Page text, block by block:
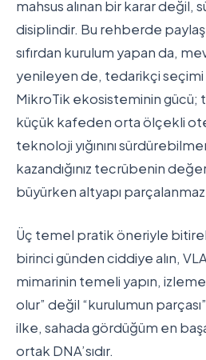
mahsus alınan bir karar değil,
disiplindir. Bu rehberde
sıfırdan kurulum yapan da,
yenileyen de, tedarikçi seçimi
MikroTik ekosisteminin gücü;
küçük kafeden orta ölçekli
teknoloji yığınını
kazandığınız tecrübenin
büyürken altyapı
Üç temel pratik öneriyle
birinci günden ciddiye alın,
mimarinin temeli yapın,
olur” değil “kurulumun
ilke, sahada gördüğüm en
ortak DNA’sıdır.